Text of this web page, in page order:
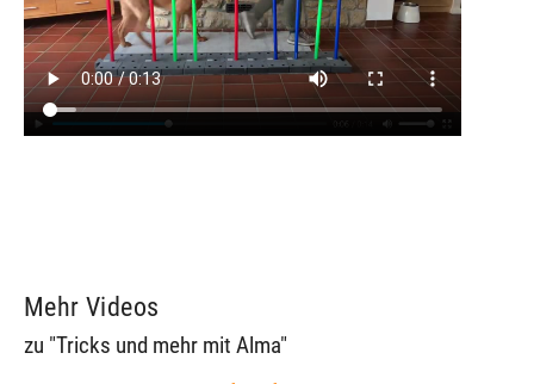
Mehr Videos
zu "Tricks und mehr mit Alma"